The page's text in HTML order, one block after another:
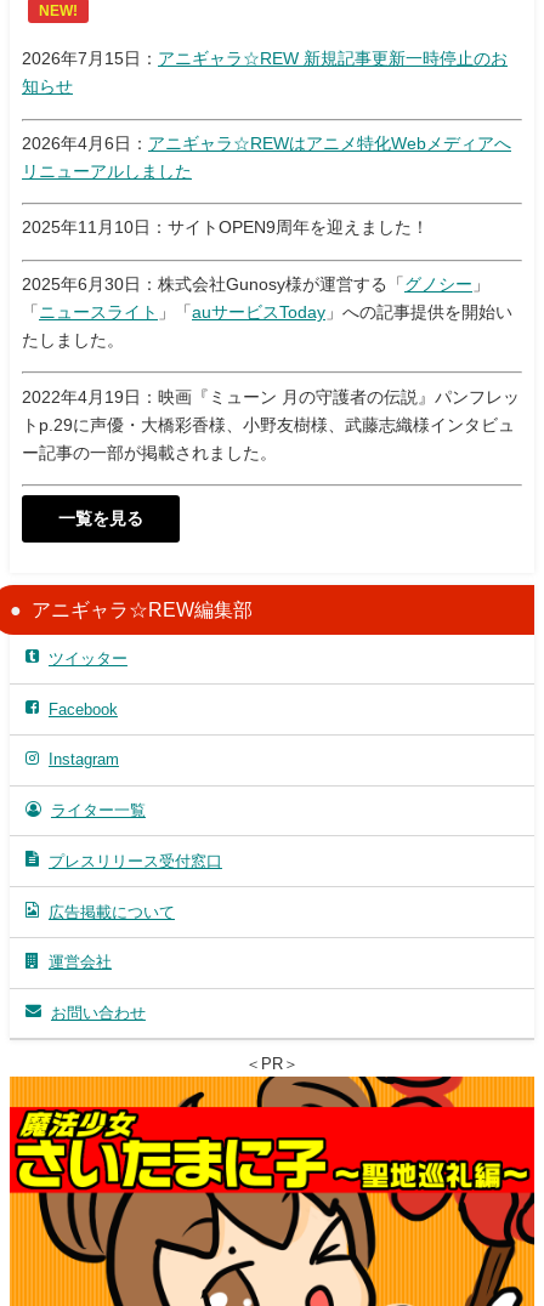
NEW!
2026年7月15日： アニギャラ☆REW 新規記事更新一時停止のお
知らせ
2026年4月6日： アニギャラ☆REWはアニメ特化Webメディアへ
リニューアルしました
2025年11月10日：サイトOPEN9周年を迎えました！
2025年6月30日：株式会社Gunosy様が運営する「 グノシー 」
「 ニュースライト 」「 auサービスToday 」への記事提供を開始い
たしました。
2022年4月19日：映画『ミューン 月の守護者の伝説』パンフレッ
トp.29に声優・大橋彩香様、小野友樹様、武藤志織様インタビュ
ー記事の一部が掲載されました。
一覧を見る
アニギャラ☆REW編集部
ツイッター
Facebook
Instagram
ライター一覧
プレスリリース受付窓口
広告掲載について
運営会社
お問い合わせ
＜PR＞